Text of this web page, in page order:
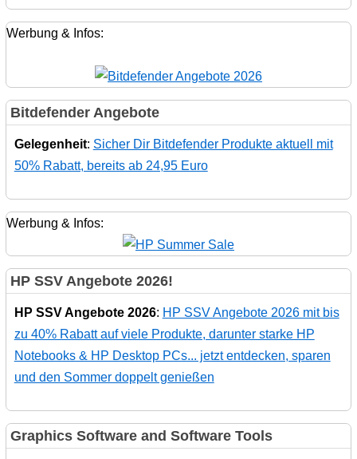
Werbung & Infos:
Bitdefender Angebote
Gelegenheit: Sicher Dir Bitdefender Produkte aktuell mit
50% Rabatt, bereits ab 24,95 Euro
Werbung & Infos:
HP SSV Angebote 2026!
HP SSV Angebote 2026: HP SSV Angebote 2026 mit bis
zu 40% Rabatt auf viele Produkte, darunter starke HP
Notebooks & HP Desktop PCs... jetzt entdecken, sparen
und den Sommer doppelt genießen
Graphics Software and Software Tools